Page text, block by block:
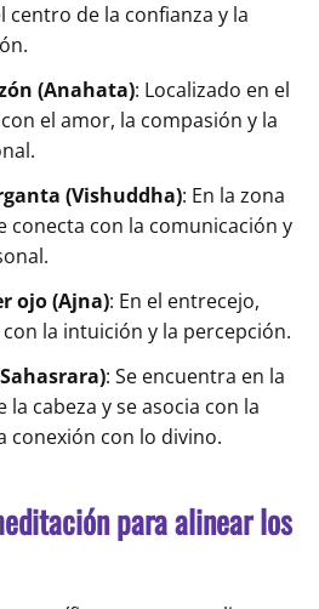
centro de la confianza y la
(Anahata): Localizado en el
el amor, la compasión y la
(Vishuddha): En la zona
conecta con la comunicación y
ojo (Ajna): En el entrecejo,
la intuición y la percepción.
: Se encuentra en la
cabeza y se asocia con la
conexión con lo divino.
para alinear los